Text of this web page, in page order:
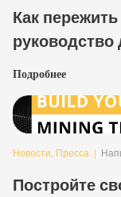
Как
Подробнее
Новости, Пресса |
Постройте